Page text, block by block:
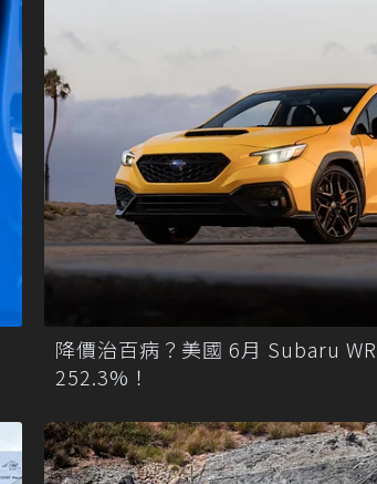
降價治百病？美國 6月 Subaru
252.3%！